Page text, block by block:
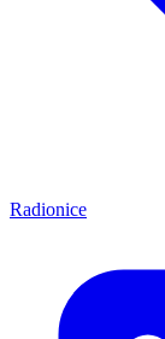
Radionice